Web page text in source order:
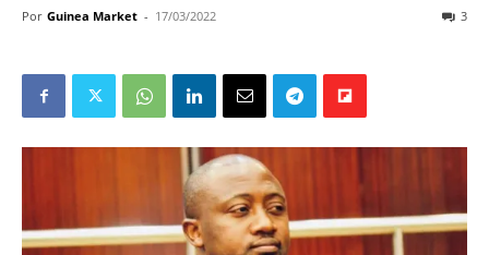
Por Guinea Market - 17/03/2022 3